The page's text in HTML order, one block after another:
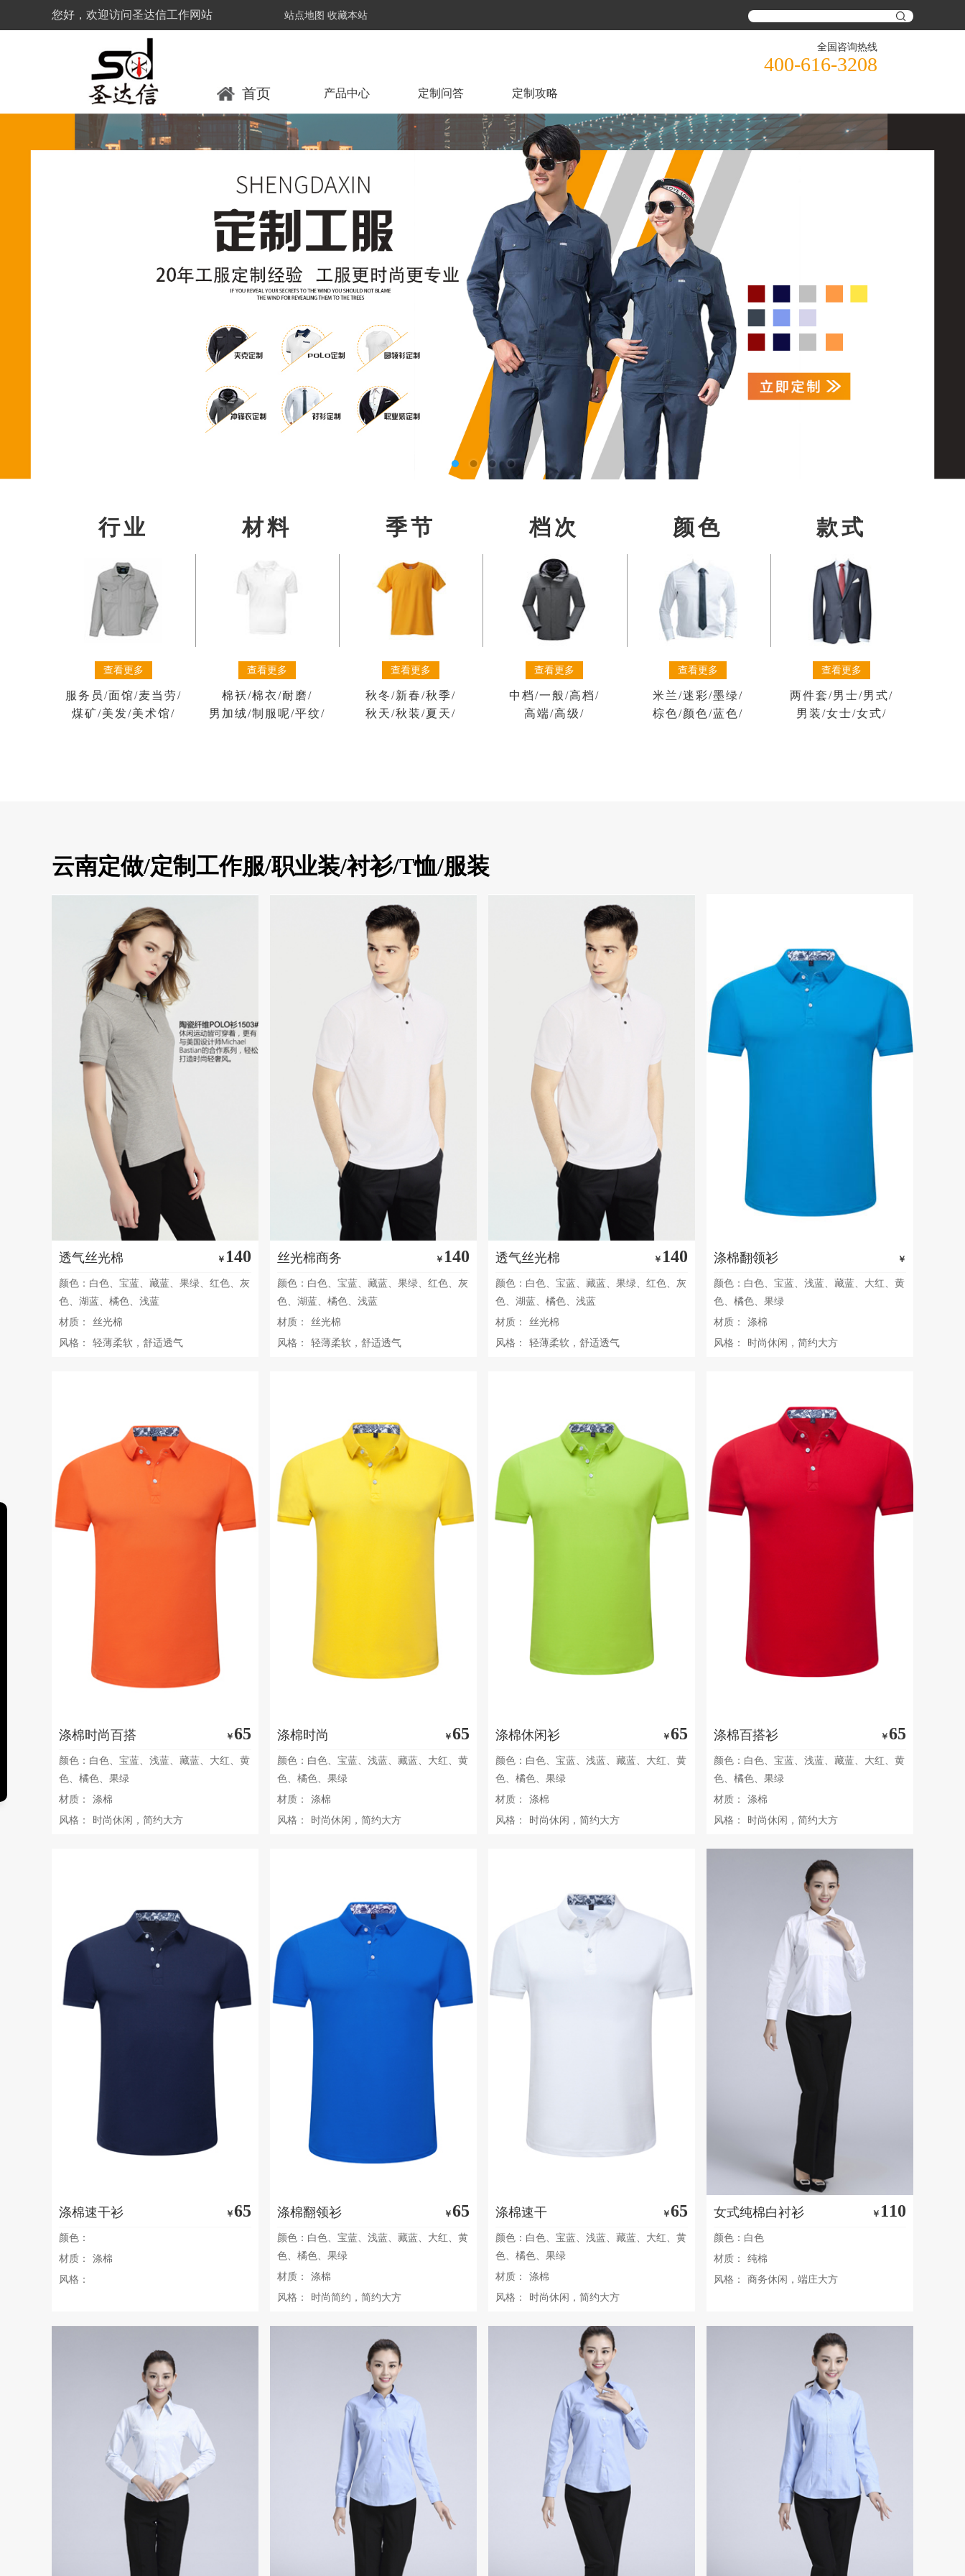
您好，欢迎访问圣达信工作网站 站点地图 收藏本站
全国咨询热线
400-616-3208
首页 产品中心 定制问答 定制攻略
行业
查看更多
服务员/面馆/麦当劳/
煤矿/美发/美术馆/
材料
查看更多
棉袄/棉衣/耐磨/
男加绒/制服呢/平纹/
季节
查看更多
秋冬/新春/秋季/
秋天/秋装/夏天/
档次
查看更多
中档/一般/高档/
高端/高级/
颜色
查看更多
米兰/迷彩/墨绿/
棕色/颜色/蓝色/
款式
查看更多
两件套/男士/男式/
男装/女士/女式/
云南定做/定制工作服/职业装/衬衫/T恤/服装
透气丝光棉 ￥ 140
颜色：白色、宝蓝、藏蓝、果绿、红色、灰
色、湖蓝、橘色、浅蓝
材质：
丝光棉
风格：
轻薄柔软，舒适透气
丝光棉商务 ￥ 140
颜色：白色、宝蓝、藏蓝、果绿、红色、灰
色、湖蓝、橘色、浅蓝
材质：
丝光棉
风格：
轻薄柔软，舒适透气
透气丝光棉 ￥ 140
颜色：白色、宝蓝、藏蓝、果绿、红色、灰
色、湖蓝、橘色、浅蓝
材质：
丝光棉
风格：
轻薄柔软，舒适透气
涤棉翻领衫 ￥
颜色：白色、宝蓝、浅蓝、藏蓝、大红、黄
色、橘色、果绿
材质：
涤棉
风格：
时尚休闲，简约大方
涤棉时尚百搭 ￥65
颜色：白色、宝蓝、浅蓝、藏蓝、大红、黄
色、橘色、果绿
材质：
涤棉
风格：
时尚休闲，简约大方
涤棉时尚 ￥65
颜色：白色、宝蓝、浅蓝、藏蓝、大红、黄
色、橘色、果绿
材质：
涤棉
风格：
时尚休闲，简约大方
涤棉休闲衫 ￥65
颜色：白色、宝蓝、浅蓝、藏蓝、大红、黄
色、橘色、果绿
材质：
涤棉
风格：
时尚休闲，简约大方
涤棉百搭衫 ￥65
颜色：白色、宝蓝、浅蓝、藏蓝、大红、黄
色、橘色、果绿
材质：
涤棉
风格：
时尚休闲，简约大方
涤棉速干衫 ￥65
颜色：
材质：
涤棉
风格：
涤棉翻领衫 ￥65
颜色：白色、宝蓝、浅蓝、藏蓝、大红、黄
色、橘色、果绿
材质：
涤棉
风格：
时尚简约，简约大方
涤棉速干 ￥65
颜色：白色、宝蓝、浅蓝、藏蓝、大红、黄
色、橘色、果绿
材质：
涤棉
风格：
时尚休闲，简约大方
女式纯棉白衬衫 ￥ 110
颜色：白色
材质：
纯棉
风格：
商务休闲，端庄大方